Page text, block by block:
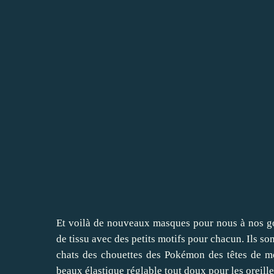
Et voilà de nouveaux masques pour nous à nos
de tissu avec des petits motifs pour chacun. Ils
chats des chouettes des Pokémon des têtes de
beaux élastique réglable tout doux pour les